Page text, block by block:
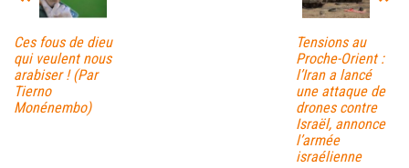
Ces fous de dieu
qui veulent nous
arabiser ! (Par
Tierno
Monénembo)
Tensions au
Proche-Orient :
l’Iran a lancé
une attaque de
drones contre
Israël, annonce
l’armée
israélienne